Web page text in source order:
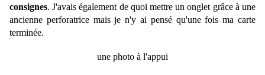
consignes. J'avais également de quoi mettre un onglet grâce à une
ancienne perforatrice mais je n'y ai pensé qu'une fois ma carte
terminée.
une photo à l'appui